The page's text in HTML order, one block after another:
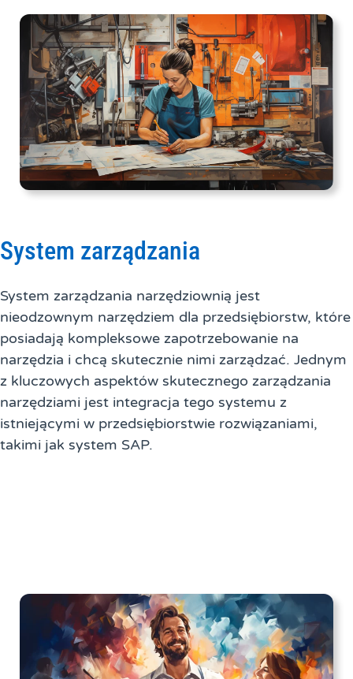
System zarządzania
System zarządzania narzędziownią jest
nieodzownym narzędziem dla przedsiębiorstw, które
posiadają kompleksowe zapotrzebowanie na
narzędzia i chcą skutecznie nimi zarządzać. Jednym
z kluczowych aspektów skutecznego zarządzania
narzędziami jest integracja tego systemu z
istniejącymi w przedsiębiorstwie rozwiązaniami,
takimi jak system SAP.